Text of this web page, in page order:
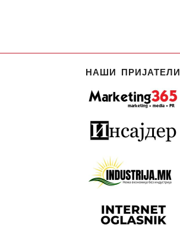
НАШИ ПРИЈАТЕЛИ